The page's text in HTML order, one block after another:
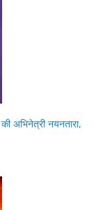
अभिनेत्री नयनतारा,